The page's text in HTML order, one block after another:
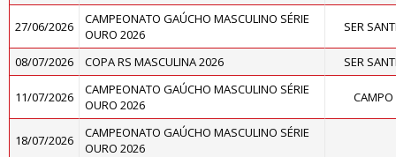
27/06/2026
CAMPEONATO GAÚCHO MASCULINO SÉRIE
OURO 2026
SER
08/07/2026 COPA RS MASCULINA 2026 SER
11/07/2026
CAMPEONATO GAÚCHO MASCULINO SÉRIE
OURO 2026
CAMPO
18/07/2026
CAMPEONATO GAÚCHO MASCULINO SÉRIE
OURO 2026